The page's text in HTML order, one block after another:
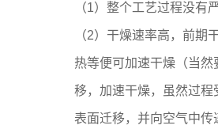
（1）整个工艺过程没有
（2）干燥速率高，前
热等便可加速干燥（当
移，加速干燥，虽然过
表面迁移，并向空气中传